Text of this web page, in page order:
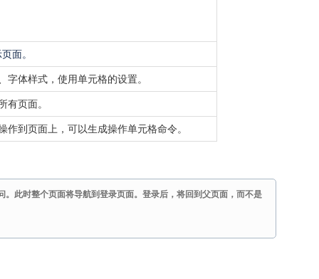
面。
体样式，使用单元格的设置。
有页面。
到页面上，可以生成操作单元格命令。
此时整个页面将导航到登录页面。登录后，将回到父页面，而不是